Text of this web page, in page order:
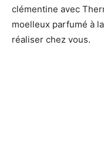
clémentine avec
moelleux parfumé à
réaliser chez vous.